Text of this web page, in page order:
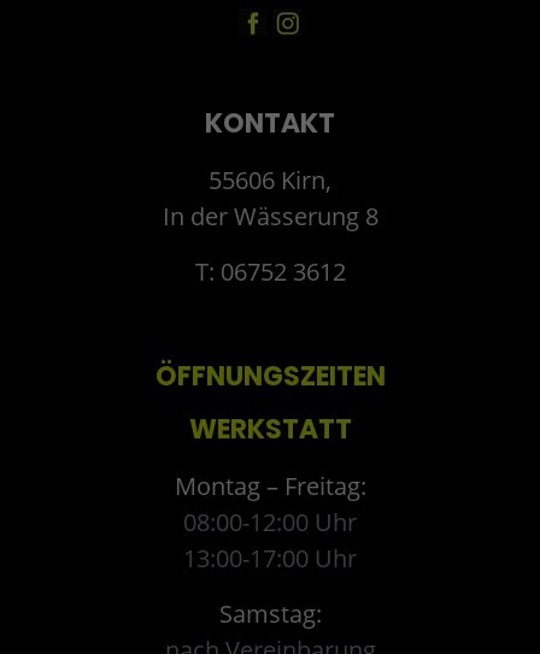
KONTAKT
55606 Kirn,
In der Wässerung 8
T: 06752 3612
ÖFFNUNGSZEITEN
WERKSTATT
Montag – Freitag:
08:00-12:00 Uhr
13:00-17:00 Uhr
Samstag: